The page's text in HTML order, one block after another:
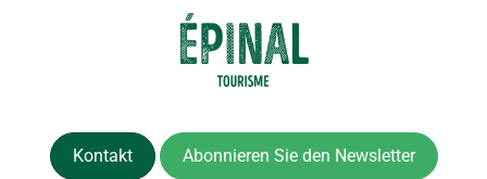
Kontakt Abonnieren Sie den Newsletter